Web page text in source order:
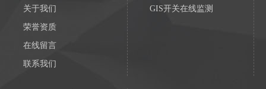
关于我们
荣誉资质
在线留言
联系我们
GIS开关在线监测